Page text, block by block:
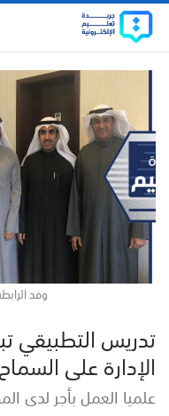
وفد
تدريس التطبيقي
الإدارة على
علميا العمل بأجر لدى